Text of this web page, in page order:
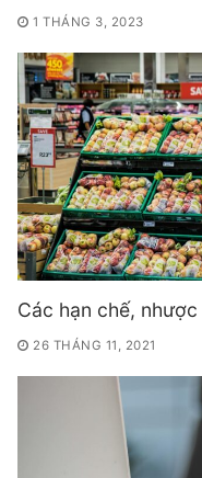
1 THÁNG 3, 2023
Các hạn chế,
26 THÁNG 11, 2021